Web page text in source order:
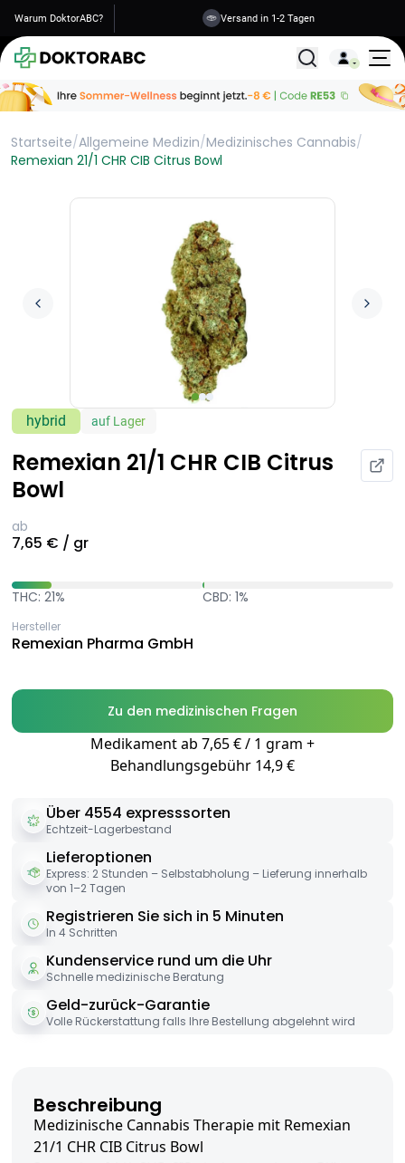
Warum DoktorABC? Versand in 1-2 Tagen
Alle
Startseite/Allgemeine Medizin/Medizinisches Cannabis/
Remexian 21/1 CHR CIB Citrus Bowl
hybrid auf Lager
Remexian 21/1 CHR CIB Citrus
Bowl
ab
7,65 € / gr
THC: 21% CBD: 1%
Hersteller
Remexian Pharma GmbH
Zu den medizinischen Fragen
Medikament ab 7,65 € / 1 gram +
Behandlungsgebühr 14,9 €
Über 4554 expresssorten
Echtzeit-Lagerbestand
Lieferoptionen
Express: 2 Stunden – Selbstabholung – Lieferung innerhalb
von 1–2 Tagen
Registrieren Sie sich in 5 Minuten
In 4 Schritten
Kundenservice rund um die Uhr
Schnelle medizinische Beratung
Geld-zurück-Garantie
Volle Rückerstattung falls Ihre Bestellung abgelehnt wird
Beschreibung
Medizinische Cannabis Therapie mit Remexian
21/1 CHR CIB Citrus Bowl